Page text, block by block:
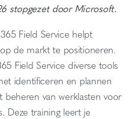
stopgezet door Microsoft.
Field Service helpt
de markt te positioneren.
Field Service diverse tools
identificeren en plannen
beheren van werklasten voor
Deze training leert je